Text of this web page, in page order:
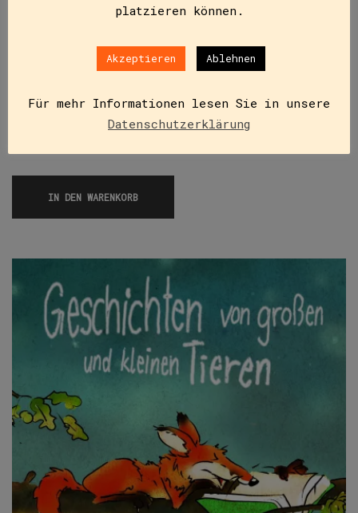
zwischen ihren hohen Säulenbeinen umher. Unbemerkt
gelangt er in den Wald und fällt in eine Grube.
IN DEN WARENKORB
platzieren können.
Akzeptieren Ablehnen
Für mehr Informationen lesen Sie in unsere
Datenschutzerklärung